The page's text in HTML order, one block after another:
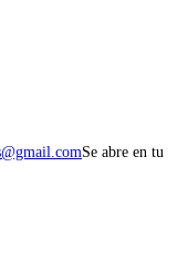
Se abre en tu